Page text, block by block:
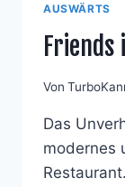
AUSWÄRTS
Von
Das
modernes